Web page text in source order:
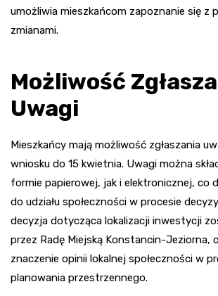
umożliwia mieszkańcom zapoznanie się z
zmianami.
Możliwość
Uwagi
Mieszkańcy mają możliwość zgłaszania
wniosku do 15 kwietnia. Uwagi można
formie papierowej, jak i elektronicznej, co
do udziału społeczności w procesie
decyzja dotycząca lokalizacji inwestycji
przez Radę Miejską Konstancin-Jeziorna,
znaczenie opinii lokalnej społeczności w
planowania przestrzennego.